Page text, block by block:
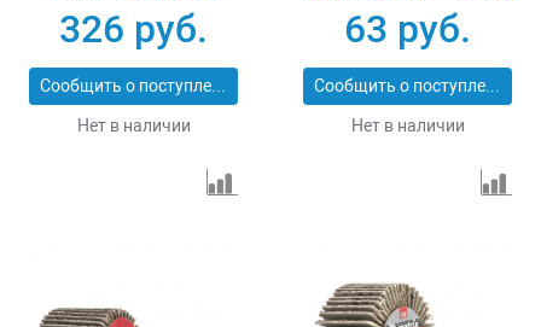
74146
326 руб.
Сообщить о поступлении
Нет в наличии
х 22.2 мм Сибртех
74083
63 руб.
Сообщить о поступлении
Нет в наличии